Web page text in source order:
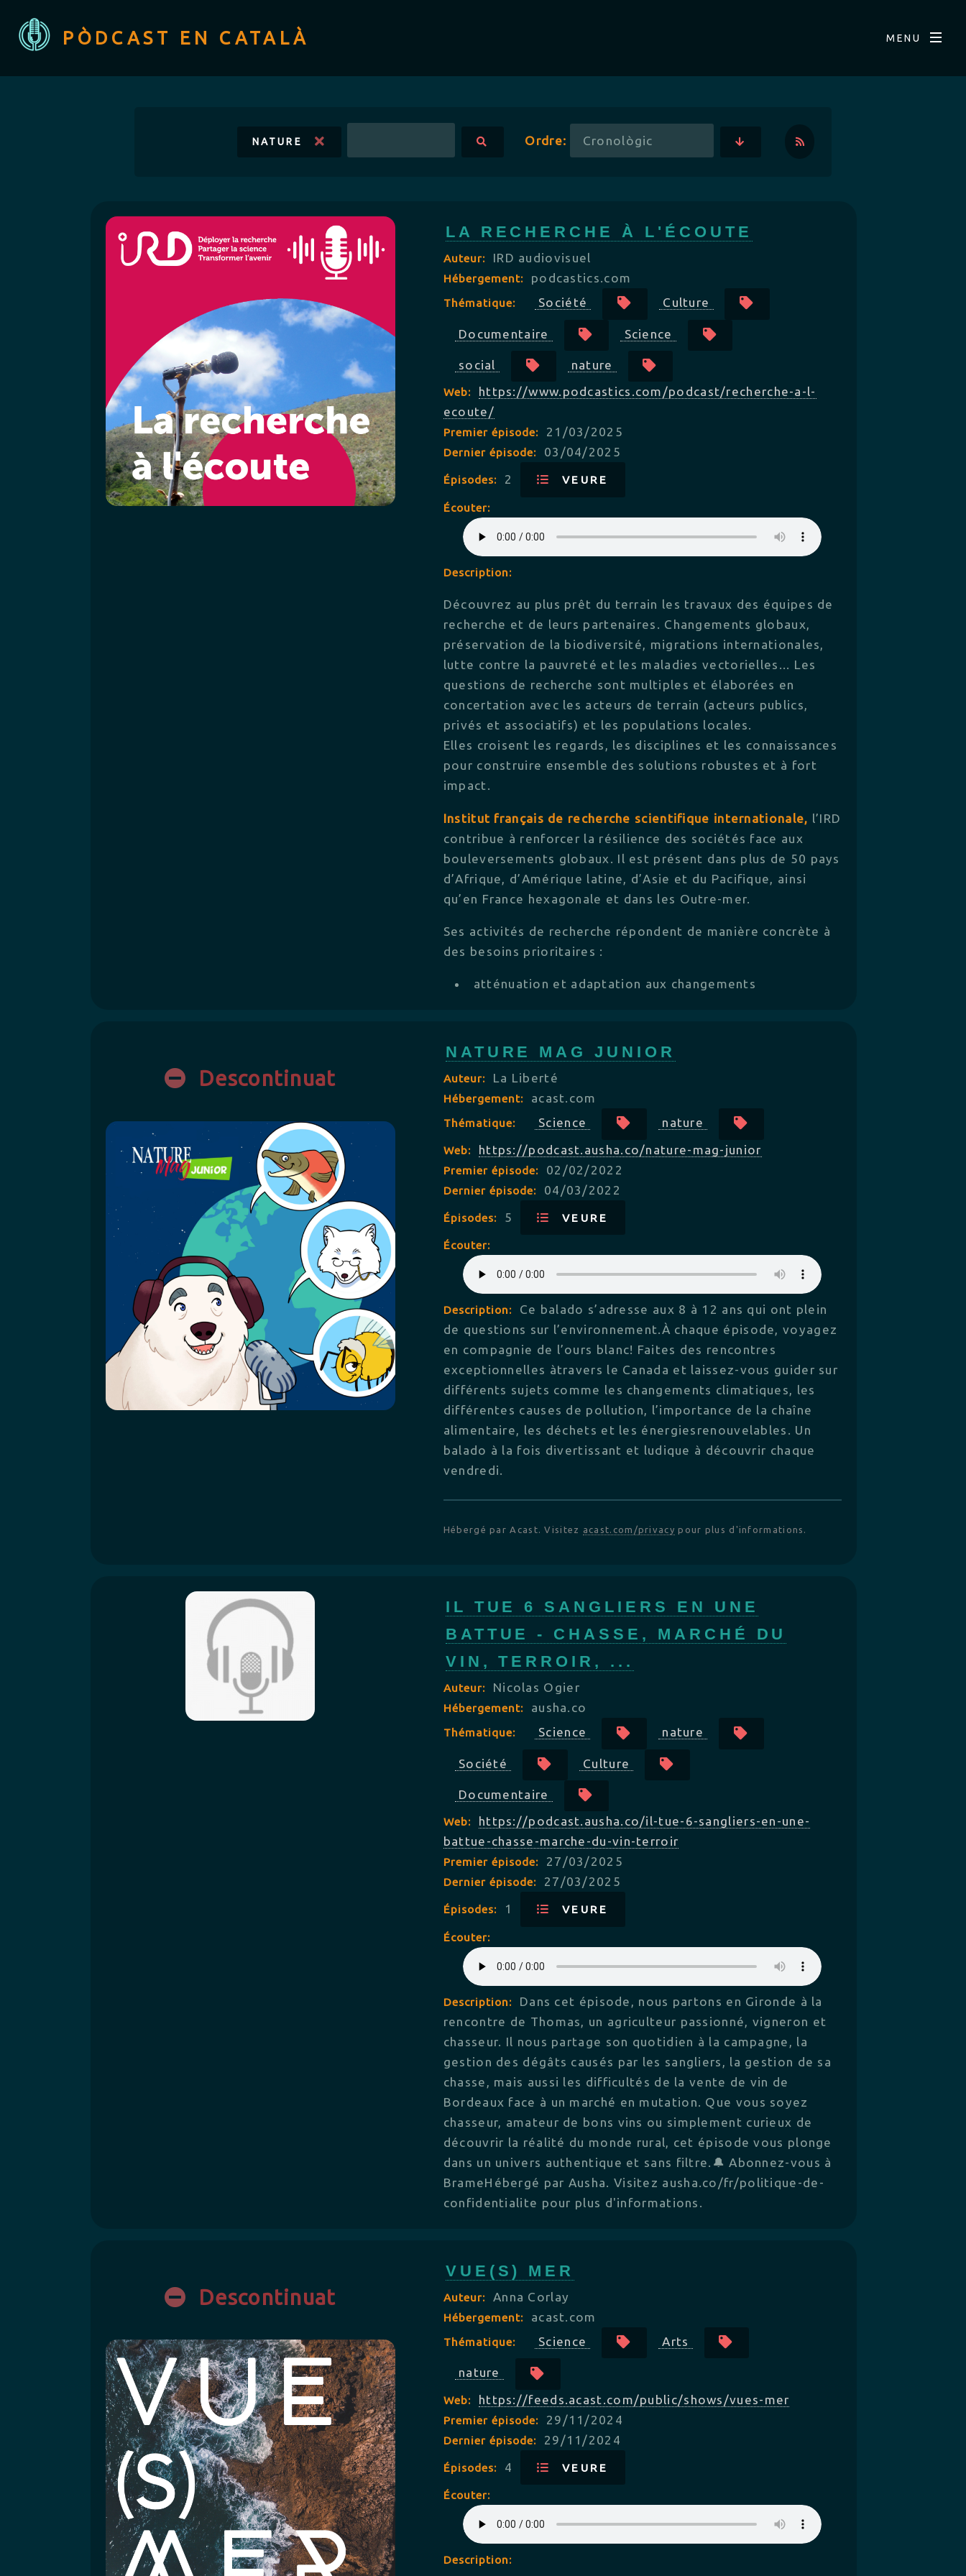
PÒDCAST EN CATALÀ MENU
NATURE Ordre:
LA RECHERCHE À L'ÉCOUTE
Auteur: IRD audiovisuel
Hébergement: podcastics.com
Thématique: Société Culture
Documentaire Science
social nature
Web:
https://www.podcastics.com/podcast/recherche-a-l-
ecoute/
Premier épisode: 21/03/2025
Dernier épisode: 03/04/2025
Épisodes: 2 VEURE
Écouter:
Description:
Découvrez au plus prêt du terrain les travaux des équipes de
recherche et de leurs partenaires. Changements globaux,
préservation de la biodiversité, migrations internationales,
lutte contre la pauvreté et les maladies vectorielles... Les
questions de recherche sont multiples et élaborées en
concertation avec les acteurs de terrain (acteurs publics,
privés et associatifs) et les populations locales.
Elles croisent les regards, les disciplines et les connaissances
pour construire ensemble des solutions robustes et à fort
impact.
Institut français de recherche scientifique internationale, l’IRD
contribue à renforcer la résilience des sociétés face aux
bouleversements globaux. Il est présent dans plus de 50 pays
d’Afrique, d’Amérique latine, d’Asie et du Pacifique, ainsi
qu’en France hexagonale et dans les Outre-mer.
Ses activités de recherche répondent de manière concrète à
des besoins prioritaires :
atténuation et adaptation aux changements
Descontinuat
NATURE MAG JUNIOR
Auteur: La Liberté
Hébergement: acast.com
Thématique: Science nature
Web: https://podcast.ausha.co/nature-mag-junior
Premier épisode: 02/02/2022
Dernier épisode: 04/03/2022
Épisodes: 5 VEURE
Écouter:
Description:
Ce balado s’adresse aux 8 à 12 ans qui ont plein
de questions sur l’environnement.À chaque épisode, voyagez
en compagnie de l’ours blanc! Faites des rencontres
exceptionnelles àtravers le Canada et laissez-vous guider sur
différents sujets comme les changements climatiques, les
différentes causes de pollution, l’importance de la chaîne
alimentaire, les déchets et les énergiesrenouvelables. Un
balado à la fois divertissant et ludique à découvrir chaque
vendredi.
Hébergé par Acast. Visitez acast.com/privacy pour plus d'informations.
IL TUE 6 SANGLIERS EN UNE
BATTUE - CHASSE, MARCHÉ DU
VIN, TERROIR, ...
Auteur: Nicolas Ogier
Hébergement: ausha.co
Thématique: Science nature
Société Culture
Documentaire
Web:
https://podcast.ausha.co/il-tue-6-sangliers-en-une-
battue-chasse-marche-du-vin-terroir
Premier épisode: 27/03/2025
Dernier épisode: 27/03/2025
Épisodes: 1 VEURE
Écouter:
Description:
Dans cet épisode, nous partons en Gironde à la
rencontre de Thomas, un agriculteur passionné, vigneron et
chasseur. Il nous partage son quotidien à la campagne, la
gestion des dégâts causés par les sangliers, la gestion de sa
chasse, mais aussi les difficultés de la vente de vin de
Bordeaux face à un marché en mutation. Que vous soyez
chasseur, amateur de bons vins ou simplement curieux de
découvrir la réalité du monde rural, cet épisode vous plonge
dans un univers authentique et sans filtre.🔔 Abonnez-vous à
BrameHébergé par Ausha. Visitez ausha.co/fr/politique-de-
confidentialite pour plus d'informations.
Descontinuat
VUE(S) MER
Auteur: Anna Corlay
Hébergement: acast.com
Thématique: Science Arts
nature
Web: https://feeds.acast.com/public/shows/vues-mer
Premier épisode: 29/11/2024
Dernier épisode: 29/11/2024
Épisodes: 4 VEURE
Écouter:
Description: